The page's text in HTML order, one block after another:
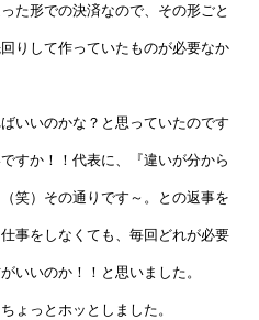
た形での決済なので、その形ごと
りして作っていたものが必要なか
いいのかな？と思っていたのです
すか！！代表に、『違いが分から
笑）その通りです～。との返事を
事をしなくても、毎回どれが必要
いいのか！！と思いました。
ょっとホッとしました。